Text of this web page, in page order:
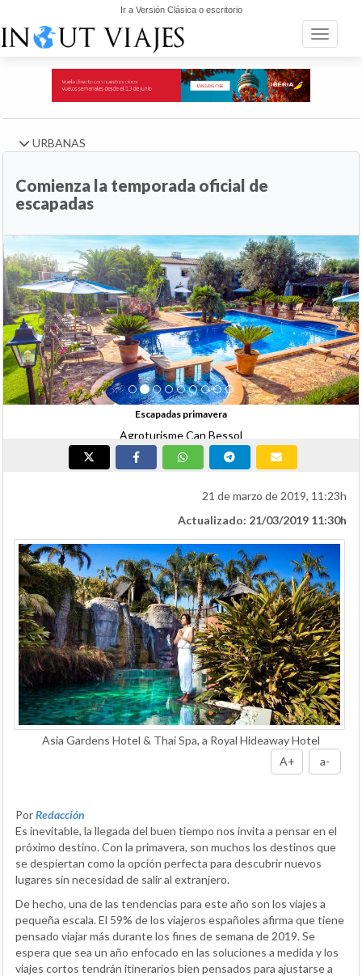
Ir a Versión Clásica o escritorio
Toggle
URBANAS
Comienza la temporada oficial de
escapadas
Escapadas primavera
Agroturisme Can Bessol
Anterior
21 de marzo de 2019, 11:23h
Actualizado: 21/03/2019 11:30h
Asia Gardens Hotel & Thai Spa, a Royal Hideaway Hotel
A+
a-
PorRedacción
Es inevitable, la llegada del buen tiempo nos invita a pensar en el
próximo destino. Con la primavera, son muchos los destinos que
se despiertan como la opción perfecta para descubrir nuevos
lugares sin necesidad de salir al extranjero.
De hecho, una de las tendencias para este año son los viajes a
pequeña escala. El 59% de los viajeros españoles afirma que tiene
pensado viajar más durante los fines de semana de 2019. Se
espera que sea un año enfocado en las soluciones a medida y los
viajes cortos tendrán itinerarios bien pensados para ajustarse a